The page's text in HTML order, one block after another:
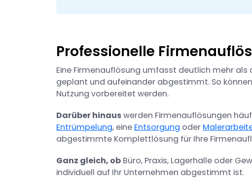
Professionelle
Eine Firmenauflösung umfasst deutlich mehr als
geplant und aufeinander abgestimmt. So
Nutzung vorbereitet werden.
Darüber hinauswerden Firmenauflösungen
Entrümpelung, eine Entsorgung oder
abgestimmte Komplettlösung für Ihre
Ganz gleich, ob Büro, Praxis, Lagerhalle oder
individuell auf Ihr Unternehmen abgestimmt ist.